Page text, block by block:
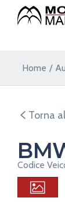
Home
Torna
Codice